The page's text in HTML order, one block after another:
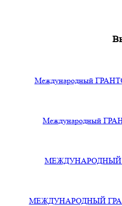
Международный
Международный
МЕЖДУНАРОДНЫЙ
МЕЖДУНАРОДНЫЙ